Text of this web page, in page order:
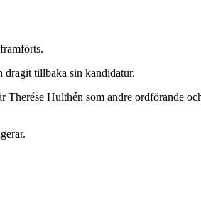
dragit tillbaka sin kandidatur.
Therése Hulthén som andre ordförande